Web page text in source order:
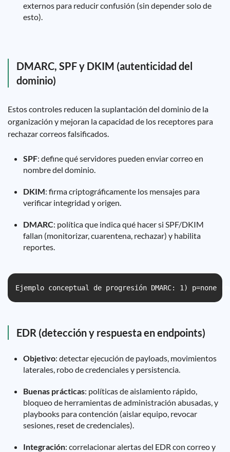
externos para reducir confusión (sin depender solo de
esto).
DMARC, SPF y DKIM (autenticidad del
dominio)
Estos controles reducen la suplantación del dominio de la
organización y mejoran la capacidad de los receptores para
rechazar correos falsificados.
SPF: define qué servidores pueden enviar correo en
nombre del dominio.
DKIM: firma criptográficamente los mensajes para
verificar integridad y origen.
DMARC: política que indica qué hacer si SPF/DKIM
fallan (monitorizar, cuarentena, rechazar) y habilita
reportes.
Ejemplo conceptual de progresión DMARC: 1)
EDR (detección y respuesta en endpoints)
Objetivo: detectar ejecución de payloads, movimientos
laterales, robo de credenciales y persistencia.
Buenas prácticas: políticas de aislamiento rápido,
bloqueo de herramientas de administración abusadas, y
playbooks para contención (aislar equipo, revocar
sesiones, reset de credenciales).
Integración: correlacionar alertas del EDR con correo y